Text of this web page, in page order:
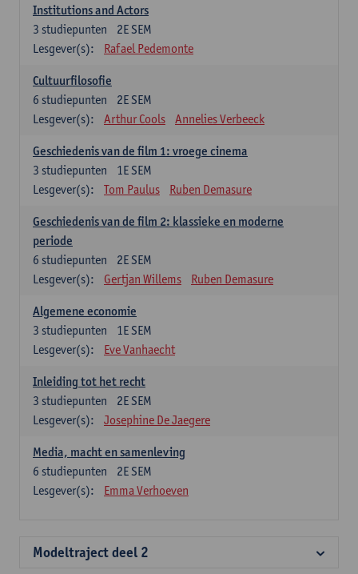
Institutions and Actors
2E SEM
3 studiepunten
Lesgever(s):
Rafael Pedemonte
Cultuurfilosofie
2E SEM
6 studiepunten
Lesgever(s):
Arthur Cools Annelies Verbeeck
Geschiedenis van de film 1: vroege cinema
1E SEM
3 studiepunten
Lesgever(s):
Tom Paulus Ruben Demasure
Geschiedenis van de film 2: klassieke en moderne
periode
2E SEM
6 studiepunten
Lesgever(s):
Gertjan Willems Ruben Demasure
Algemene economie
1E SEM
3 studiepunten
Lesgever(s):
Eve Vanhaecht
Inleiding tot het recht
2E SEM
3 studiepunten
Lesgever(s):
Josephine De Jaegere
Media, macht en samenleving
2E SEM
6 studiepunten
Lesgever(s):
Emma Verhoeven
Modeltraject deel 2